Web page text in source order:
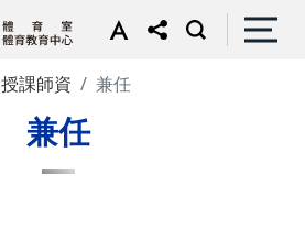
授課師資 兼任
兼任